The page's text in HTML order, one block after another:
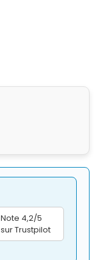
Note 4,2/5
sur Trustpilot